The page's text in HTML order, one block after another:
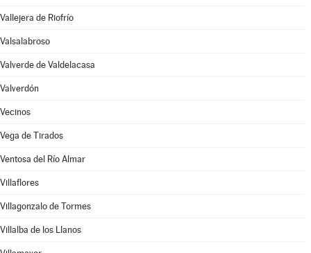
Vallejera de Riofrío
Valsalabroso
Valverde de Valdelacasa
Valverdón
Vecinos
Vega de Tirados
Ventosa del Río Almar
Villaflores
Villagonzalo de Tormes
Villalba de los Llanos